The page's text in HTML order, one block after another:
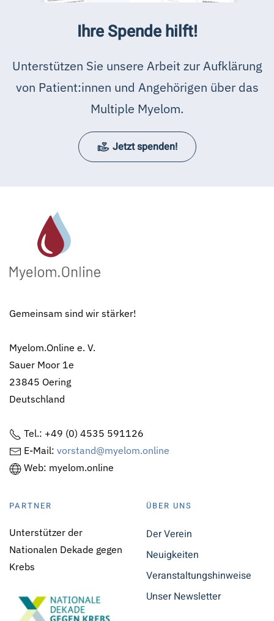
Ihre Spende hilft!
Unterstützen Sie unsere Arbeit zur Aufklärung
von Patient:innen und Angehörigen über das
Multiple Myelom.
Jetzt spenden!
Gemeinsam sind wir stärker!
Myelom.Online e. V.
Sauer Moor 1e
23845 Oering
Deutschland
Tel.: +49 (0) 4535 591126
E-Mail: vorstand@myelom.online
Web: myelom.online
PARTNER
Unterstützer der
Nationalen Dekade gegen
Krebs
ÜBER UNS
Der Verein
Neuigkeiten
Veranstaltungshinweise
Unser Newsletter